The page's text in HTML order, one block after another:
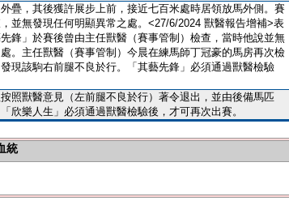
疊，其後獲許展步上前，接近七百米處時居領放馬外側。賽
並無發現任何明顯異常之處。<27/6/2024 獸醫報告增補>表
鋒」於賽後曾由主任獸醫（賽事管制）檢查，當時他說並無
。主任獸醫（賽事管制）今晨在練馬師丁冠豪的馬房再次檢
現該駒右前腿不良於行。「其藝先鋒」必須通過獸醫檢驗
照獸醫意見（左前腿不良於行）著令退出，並由後備馬匹
欣樂人生」必須通過獸醫檢驗後，才可再次出賽。
統